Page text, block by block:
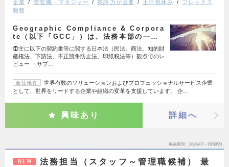
企業
管理職・マネジャー 英語力が必要 土日祝休み
フレックス
勤務
Geographic Compliance & Corpora
te（以下「GCC」）は、法務本部の一…
⓵主に以下の契約書等に関する日本法（民法、商法、知的財
産権法、下請法、不正競争防止法、印紙税法等）観点でのレ
ビュー ・サプ…
会社概要
世界有数のソリューションおよびプロフェッショナルサービス企業
として、世界をリードする企業や組織の変革を支援しています。 企…
興味あり 詳細へ
掲載期間 26/08/07～26/08/20
NEW
法務担当（スタッフ～管理職候補） 最